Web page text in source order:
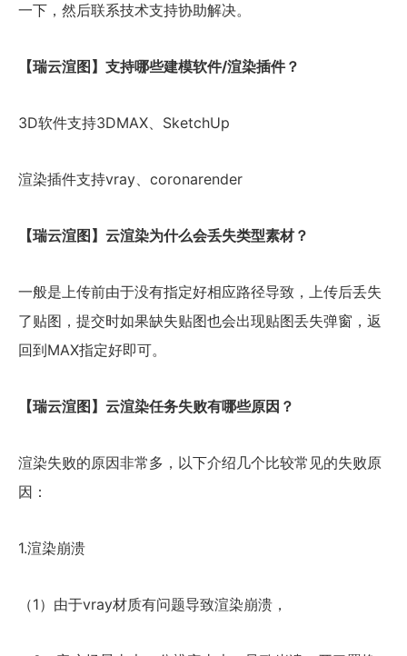
一下，然后联系技术支持协助解决。
【瑞云渲图】支持哪些建模软件/渲染插件？
3D软件支持3DMAX、SketchUp
渲染插件支持vray、coronarender
【瑞云渲图】云渲染为什么会丢失类型素材？
一般是上传前由于没有指定好相应路径导致，上传后丢失
了贴图，提交时如果缺失贴图也会出现贴图丢失弹窗，返
回到MAX指定好即可。
【瑞云渲图】云渲染任务失败有哪些原因？
渲染失败的原因非常多，以下介绍几个比较常见的失败原
因：
1.渲染崩溃
（1）由于vray材质有问题导致渲染崩溃，